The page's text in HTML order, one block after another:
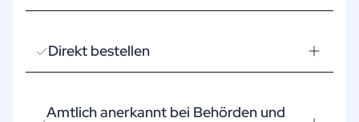
Direkt bestellen
Amtlich anerkannt bei Behörden und